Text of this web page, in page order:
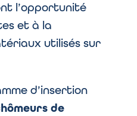
l’opportunité
et à la
utilisés sur
d’insertion
de